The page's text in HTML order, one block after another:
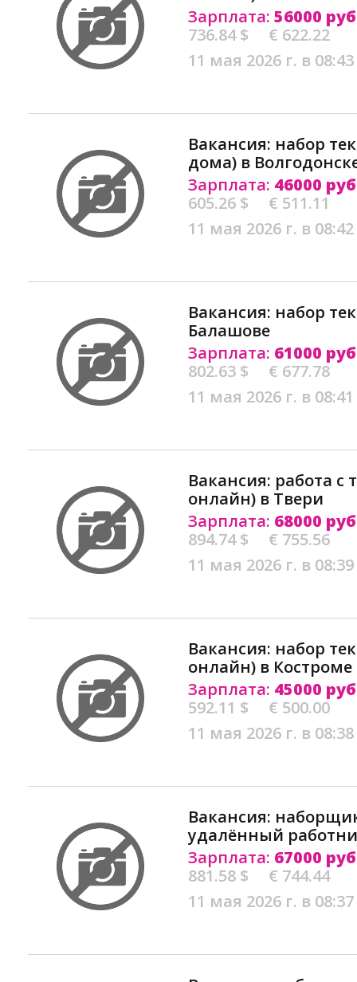
Зарплата: 56000
736.84 $
€ 622.22
11 мая 2026 г. в 08:43
Вакансия: набор
дома) в
Зарплата: 46000
605.26 $
€ 511.11
11 мая 2026 г. в 08:42
Вакансия: набор
Балашове
Зарплата: 61000
802.63 $
€ 677.78
11 мая 2026 г. в 08:41
Вакансия: работа с
онлайн) в Твери
Зарплата: 68000
894.74 $
€ 755.56
11 мая 2026 г. в 08:39
Вакансия: набор
онлайн) в Костроме
Зарплата: 45000
592.11 $
€ 500.00
11 мая 2026 г. в 08:38
Вакансия:
удалённый
Зарплата: 67000
881.58 $
€ 744.44
11 мая 2026 г. в 08:37